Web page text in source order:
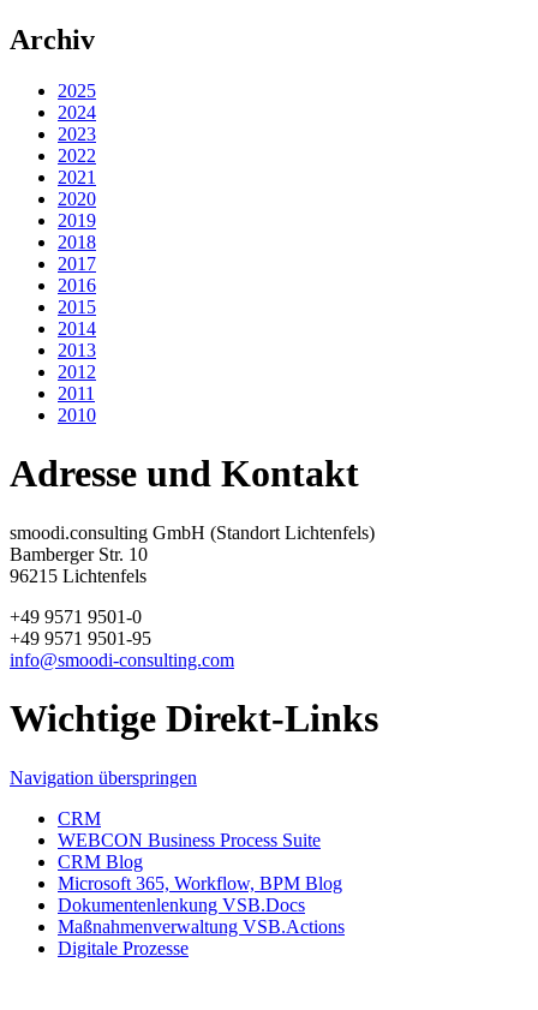
Archiv
2025
2024
2023
2022
2021
2020
2019
2018
2017
2016
2015
2014
2013
2012
2011
2010
Adresse und Kontakt
smoodi.consulting GmbH (Standort Lichtenfels)
Bamberger Str. 10
96215 Lichtenfels
+49 9571 9501-0
+49 9571 9501-95
info@smoodi-consulting.com
Wichtige Direkt-Links
Navigation überspringen
CRM
WEBCON Business Process Suite
CRM Blog
Microsoft 365, Workflow, BPM Blog
Dokumentenlenkung VSB.Docs
Maßnahmenverwaltung VSB.Actions
Digitale Prozesse